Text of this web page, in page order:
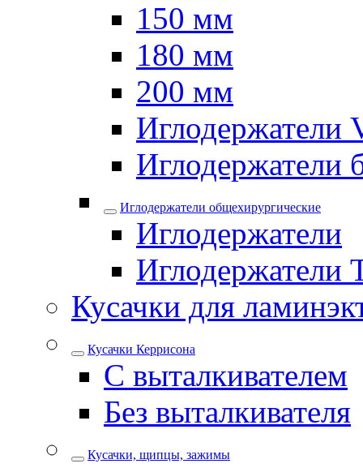
150 мм
180 мм
200 мм
Иглодержатели
Иглодержатели
Иглодержатели общехирургические
Иглодержатели
Иглодержатели
Кусачки для
Кусачки Керрисона
С выталкивателем
Без выталкивателя
Кусачки, щипцы, зажимы